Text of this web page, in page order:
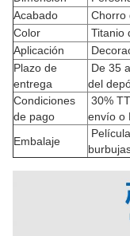
Acabado
Chorro
Color
Titanio
Aplicación
Plazo de
entrega
De 35
del
Condiciones
de pago
30%
envío o
Embalaje